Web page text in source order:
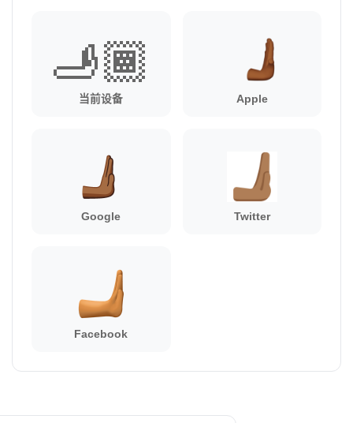
🫸🏾
当前设备 Apple
Google Twitter
Facebook